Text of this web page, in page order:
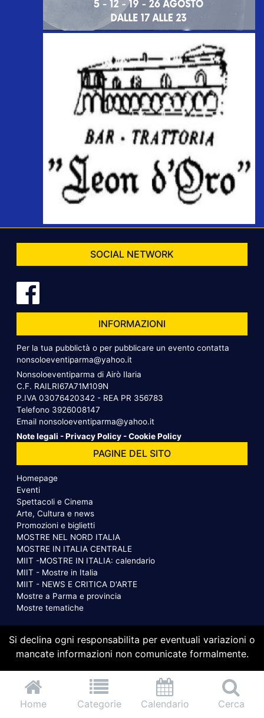
Home Categorie Calendario Cerca
SOCIAL NETWORK
INFORMAZIONI
Per la tua pubblictà o per pubblicare un evento contatta
nonsoloeventiparma@yahoo.it
Nonsoloeventiparma di Airò Ilaria
C.F. RAILRI67A71M109N
P.IVA 03076420342 - REA PR 356783
Telefono 3926008147
Email nonsoloeventiparma@yahoo.it
Note legali -Privacy Policy -Cookie Policy
PAGINE DEL SITO
Homepage
Eventi
Spettacoli e Cinema
Arte, Cultura e news
Promozioni e biglietti
MOSTRE NEL NORD ITALIA
MOSTRE IN ITALIA CENTRALE
MIIT -MOSTRE IN ITALIA: calendario
MIIT - Mostre in Italia
MIIT - NEWS E CRITICA D'ARTE
Mostre a Parma e provincia
Mostre tematiche
Si declina ogni responsabilita per eventuali variazioni o
mancate informazioni non comunicate formalmente.